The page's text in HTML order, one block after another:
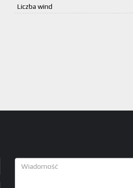
Liczba wind